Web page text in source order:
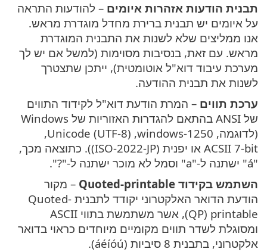
תבנית הודעות אזהרות איומים – להודעות התראה
על איומים יש תבנית ברירת מחדל מוגדרת מראש.
אנו ממליצים שלא לשנות את התבנית המוגדרת
מראש. עם זאת, בנסיבות מסוימות (למשל אם יש לך
מערכת עיבוד דוא"ל אוטומטית), ייתכן שתצטרך
לשנות את תבנית ההודעה.
ערכת תווים – המרת הודעת דוא"ל לקידוד התווים
של ANSI בהתאם להגדרות האזוריות של Windows
(לדוגמה, windows-1250,‏ Unicode (UTF-8),‏
ACSII 7-bit או יפנית (ISO-2022-JP)). כתוצאה מכך,
"á" ישתנה ל-"a" וסמל לא מוכר ישתנה ל-"?".
השתמש בקידוד Quoted-printable
– מקור
הודעת הדואר האלקטרוני יקודד לתבנית Quoted-
printable ‏(QP), אשר משתמשת בתווי ASCII
ומסוגלת לשדר תווים מקומיים מיוחדים כראוי בדואר
אלקטרוני, בתבנית 8 סיביות (áéíóú).